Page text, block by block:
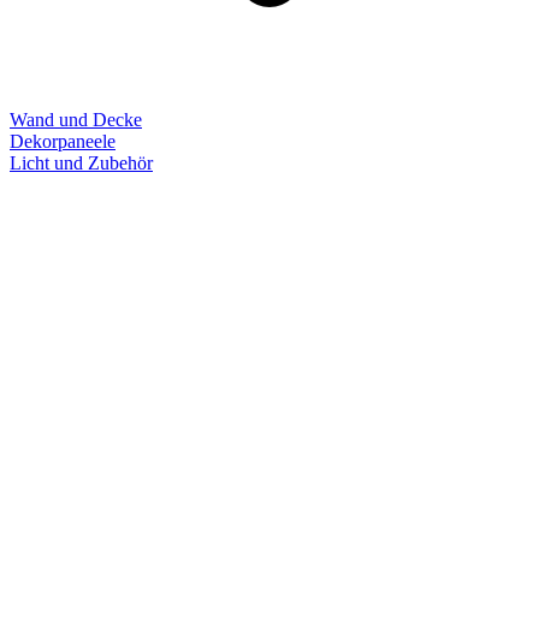
Wand und Decke
Dekorpaneele
Licht und Zubehör